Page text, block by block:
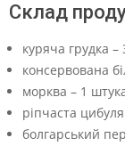
Склад
куряча грудка –
консервована
морква – 1
ріпчаста
болгарський